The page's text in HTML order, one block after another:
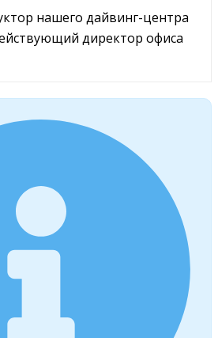
нашего дайвинг-центра
директор офиса